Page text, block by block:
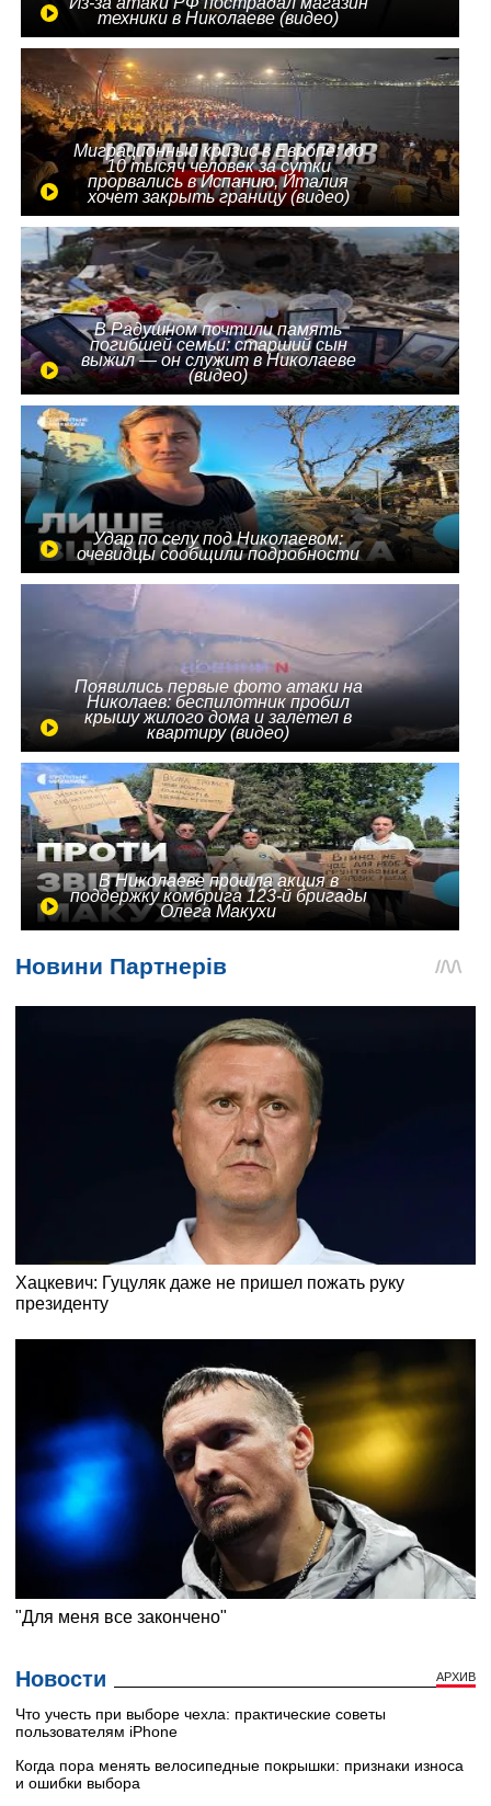
техники в Николаеве (видео)
Миграционный кризис в Европе: до
10 тысяч человек за сутки
прорвались в Испанию, Италия
хочет закрыть границу (видео)
В Радушном почтили память
погибшей семьи: старший сын
выжил — он служит в Николаеве
(видео)
Удар по селу под Николаевом:
очевидцы сообщили подробности
Появились первые фото атаки на
Николаев: беспилотник пробил
крышу жилого дома и залетел в
квартиру (видео)
В Николаеве прошла акция в
поддержку комбрига 123-й бригады
Олега Макухи
Новости АРХИВ
Что учесть при выборе чехла: практические советы
пользователям iPhone
Когда пора менять велосипедные покрышки: признаки износа
и ошибки выбора